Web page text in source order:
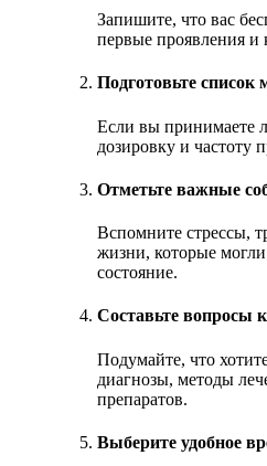
Запишите, что вас
первые проявления и
Подготовьте список
Если вы принимаете
дозировку и частоту
Отметьте важные
Вспомните стрессы,
жизни, которые
состояние.
Составьте вопросы
Подумайте, что
диагнозы, методы
препаратов.
Выберите удобное